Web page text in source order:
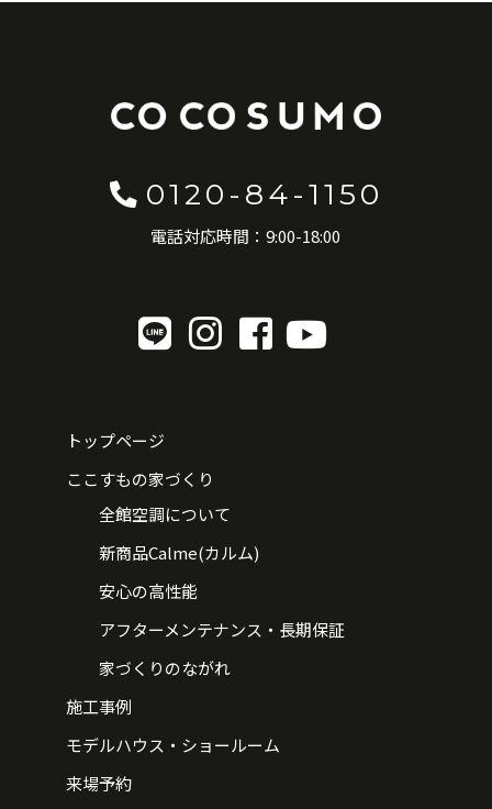
0120-84-1150
電話対応時間：9:00-18:00
トップページ
ここすもの家づくり
全館空調について
新商品Calme(カルム)
安心の高性能
アフターメンテナンス・長期保証
家づくりのながれ
施工事例
モデルハウス・ショールーム
来場予約